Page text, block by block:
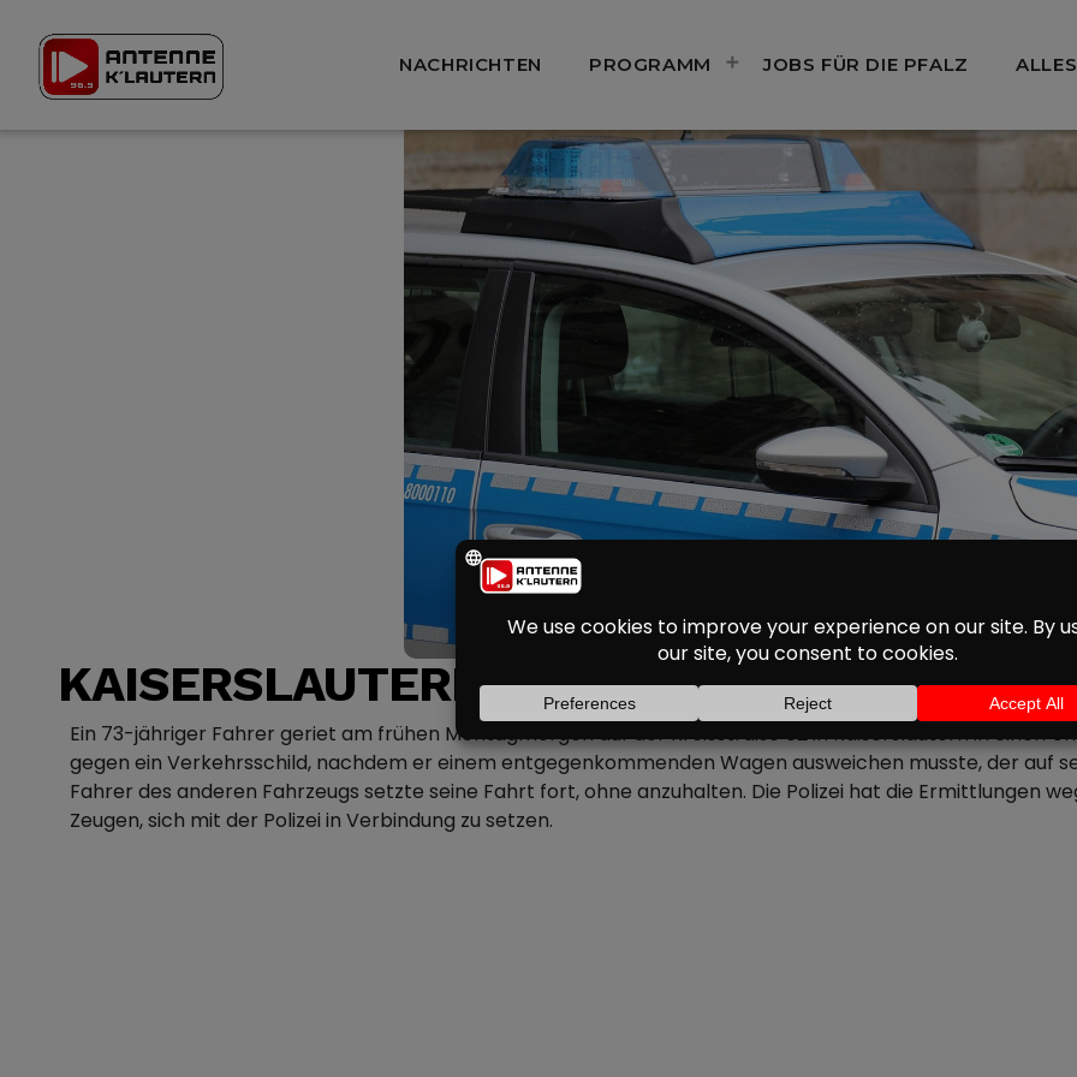
NACHRICHTEN PROGRAMM JOBS FÜR DIE PFALZ
KAISERSLAUTERN: FAHRERFLUCHT AUF
Ein 73-jähriger Fahrer geriet am frühen Montagmorgen auf der Kreisstraße 62 in Kaiserslautern in einen
gegen ein Verkehrsschild, nachdem er einem entgegenkommenden Wagen ausweichen musste, der auf
Fahrer des anderen Fahrzeugs setzte seine Fahrt fort, ohne anzuhalten. Die Polizei hat die Ermittlungen
Zeugen, sich mit der Polizei in Verbindung zu setzen.